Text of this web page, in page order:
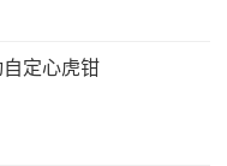
定心虎钳